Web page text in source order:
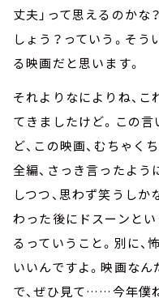
丈夫」って思えるのかな
しょう？っていう。そ
る映画だと思います。
それよりなによりね、
てきましたけど。この
ど、この映画、むちゃく
全編、さっき言ったよう
しつつ、思わず笑うしか
わった後にドスーンと
るっていうこと。別に、
いいんですよ。映画な
で、ぜひ見て……今年僕